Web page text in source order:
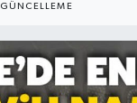
GÜNCELLEME